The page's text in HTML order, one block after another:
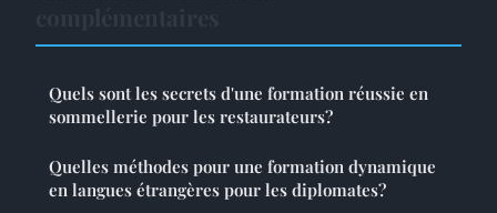
Quels sont les secrets d'une formation réussie en
sommellerie pour les restaurateurs?
Quelles méthodes pour une formation dynamique
en langues étrangères pour les diplomates?